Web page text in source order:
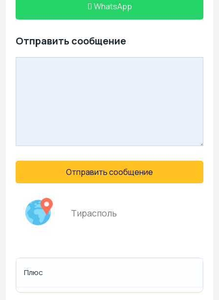
WhatsApp
Отправить сообщение
Отправить сообщение
Тирасполь
Плюс